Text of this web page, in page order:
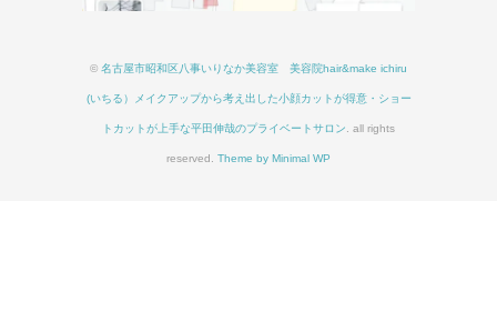
© 名古屋市昭和区八事いりなか美容室 美容院hair&make ichiru
(いちる）メイクアップから考え出した小顔カットが得意・ショー
トカットが上手な平田伸哉のプライベートサロン . all rights
reserved. Theme by Minimal WP